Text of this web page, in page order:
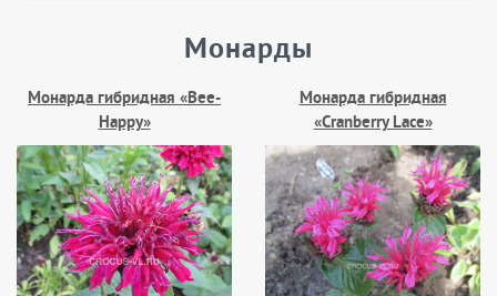
Монарды
Монарда гибридная «Bee-
Happy»
Монарда гибридная
«Cranberry Lace»